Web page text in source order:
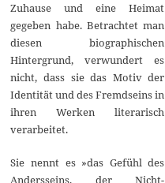
Zuhause und eine Heimat
gegeben habe. Betrachtet man
diesen biographischen
Hintergrund, verwundert es
nicht, dass sie das Motiv der
Identität und des Fremdseins in
ihren Werken literarisch
verarbeitet.
Sie nennt es »das Gefühl des